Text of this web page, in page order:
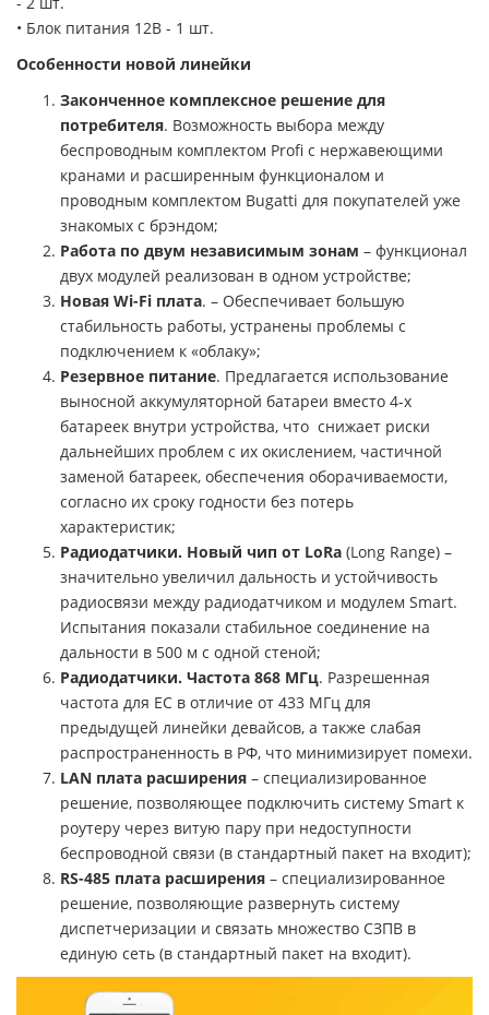
• Блок питания 12В - 1 шт.
Особенности новой линейки
Законченное комплексное решение для
потребителя. Возможность выбора между
беспроводным комплектом Profi с нержавеющими
кранами и расширенным функционалом и
проводным комплектом Bugatti для покупателей уже
знакомых с брэндом;
Работа по двум независимым зонам – функционал
двух модулей реализован в одном устройстве;
Новая Wi-Fi плата. – Обеспечивает большую
стабильность работы, устранены проблемы с
подключением к «облаку»;
Резервное питание. Предлагается использование
выносной аккумуляторной батареи вместо 4-х
батареек внутри устройства, что снижает риски
дальнейших проблем с их окислением, частичной
заменой батареек, обеспечения оборачиваемости,
согласно их сроку годности без потерь
характеристик;
Радиодатчики. Новый чип от LoRa (Long Range) –
значительно увеличил дальность и устойчивость
радиосвязи между радиодатчиком и модулем Smart.
Испытания показали стабильное соединение на
дальности в 500 м с одной стеной;
Радиодатчики. Частота 868 МГц. Разрешенная
частота для ЕС в отличие от 433 МГц для
предыдущей линейки девайсов, а также слабая
распространенность в РФ, что минимизирует помехи.
LAN плата расширения – специализированное
решение, позволяющее подключить систему Smart к
роутеру через витую пару при недоступности
беспроводной связи (в стандартный пакет на входит);
RS-485 плата расширения – специализированное
решение, позволяющие развернуть систему
диспетчеризации и связать множество СЗПВ в
единую сеть (в стандартный пакет на входит).